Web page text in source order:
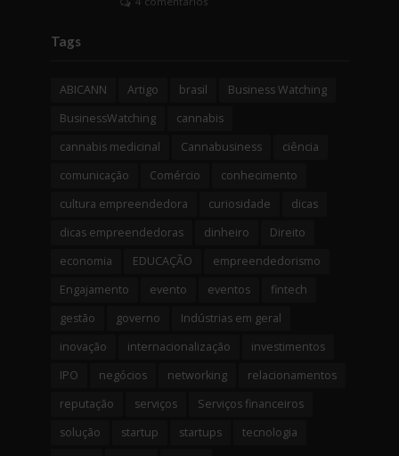
Tags
ABICANN Artigo brasil
Business Watching
BusinessWatching
cannabis
cannabis medicinal
Cannabusiness
ciência
comunicação
Comércio
conhecimento
cultura empreendedora
curiosidade
dicas
dicas empreendedoras
dinheiro
Direito
economia
EDUCAÇÃO
empreendedorismo
Engajamento
evento eventos
fintech
gestão
governo
Indústrias em geral
inovação
internacionalização
investimentos
IPO
negócios networking
relacionamentos
reputação
serviços
Serviços financeiros
solução
startup startups
tecnologia